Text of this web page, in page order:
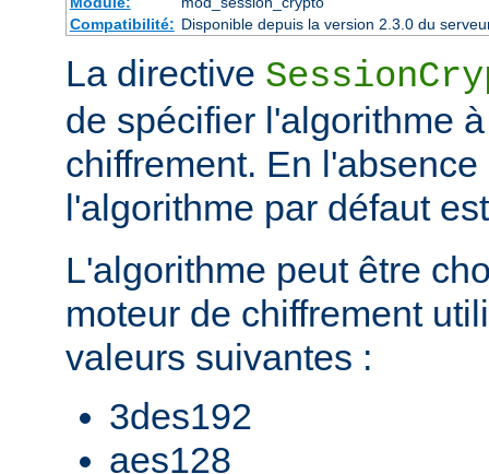
Compatibilité: Disponible depuis la version 2.3.0 du
La directive
de spécifier l'algorithme
chiffrement. En
l'algorithme par défaut
L'algorithme peut être
moteur de chiffrement
valeurs suivantes :
3des192
aes128